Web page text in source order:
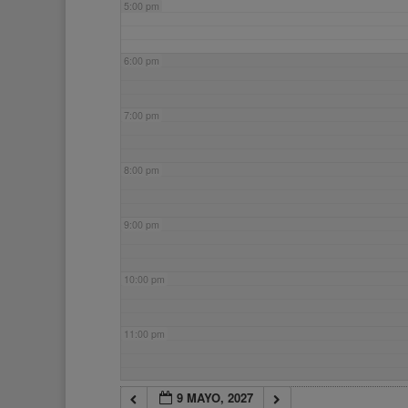
5:00 pm
6:00 pm
7:00 pm
8:00 pm
9:00 pm
10:00 pm
11:00 pm
9 MAYO, 2027